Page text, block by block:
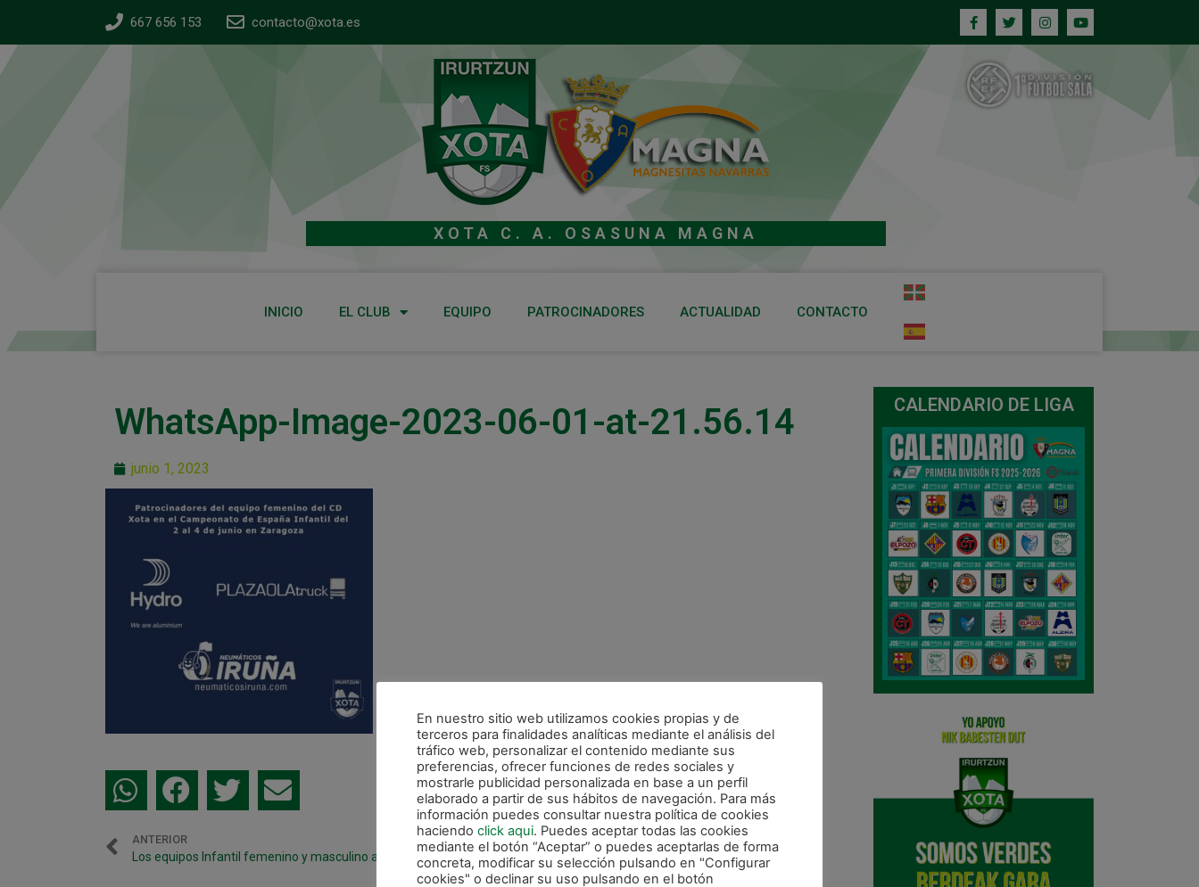
667 656 153 contacto@xota.es
XOTA C. A. OSASUNA MAGNA
INICIO EL CLUB EQUIPO PATROCINADORES ACTUALIDAD CONTACTO
WhatsApp-Image-2023-06-01-at-21.56.14
junio 1, 2023
ANTERIOR
Los equipos Infantil femenino y masculino acuden al Campeonato de España
CALENDARIO DE LIGA
En nuestro sitio web utilizamos cookies propias y de
terceros para finalidades analíticas mediante el análisis del
tráfico web, personalizar el contenido mediante sus
preferencias, ofrecer funciones de redes sociales y
mostrarle publicidad personalizada en base a un perfil
elaborado a partir de sus hábitos de navegación. Para más
información puedes consultar nuestra política de cookies
haciendo click aqui. Puedes aceptar todas las cookies
mediante el botón “Aceptar” o puedes aceptarlas de forma
concreta, modificar su selección pulsando en "Configurar
cookies" o declinar su uso pulsando en el botón